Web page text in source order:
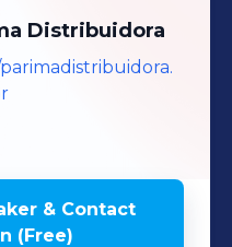
Distribuidora
& Contact
(Free)